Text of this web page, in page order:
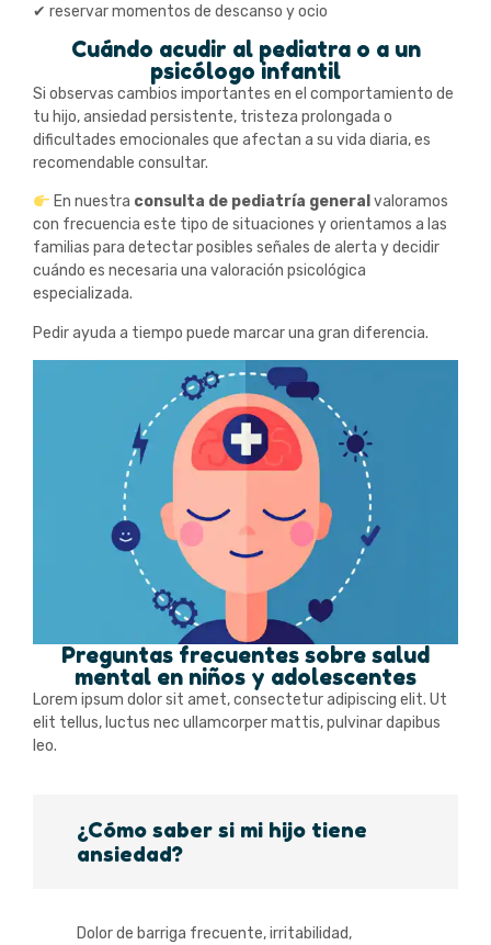
✔ reservar momentos de descanso y ocio
Cuándo acudir al pediatra o a un
psicólogo infantil
Si observas cambios importantes en el comportamiento de
tu hijo, ansiedad persistente, tristeza prolongada o
dificultades emocionales que afectan a su vida diaria, es
recomendable consultar.
En nuestra consulta de pediatría general valoramos
con frecuencia este tipo de situaciones y orientamos a las
familias para detectar posibles señales de alerta y decidir
cuándo es necesaria una valoración psicológica
especializada.
Pedir ayuda a tiempo puede marcar una gran diferencia.
Preguntas frecuentes sobre salud
mental en niños y adolescentes
Lorem ipsum dolor sit amet, consectetur adipiscing elit. Ut
elit tellus, luctus nec ullamcorper mattis, pulvinar dapibus
leo.
¿Cómo saber si mi hijo tiene
ansiedad?
Dolor de barriga frecuente, irritabilidad,